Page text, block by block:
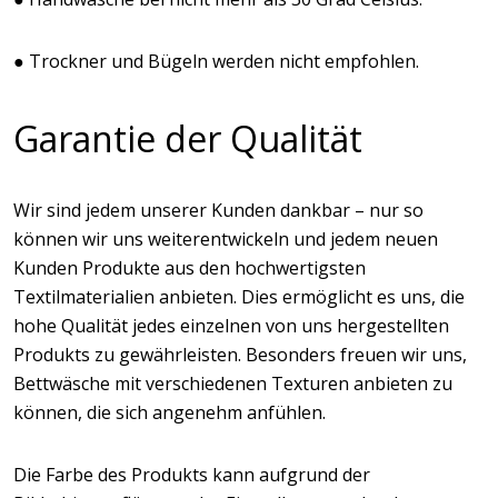
● Trockner und Bügeln werden nicht empfohlen.
Garantie der Qualität
Wir sind jedem unserer Kunden dankbar – nur so
können wir uns weiterentwickeln und jedem neuen
Kunden Produkte aus den hochwertigsten
Textilmaterialien anbieten. Dies ermöglicht es uns, die
hohe Qualität jedes einzelnen von uns hergestellten
Produkts zu gewährleisten. Besonders freuen wir uns,
Bettwäsche mit verschiedenen Texturen anbieten zu
können, die sich angenehm anfühlen.
Die Farbe des Produkts kann aufgrund der